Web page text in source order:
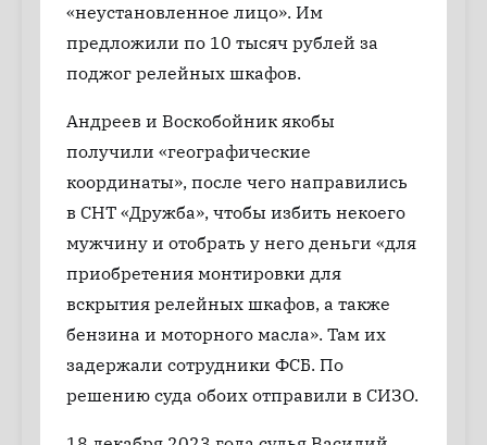
«неустановленное лицо». Им
предложили по 10 тысяч рублей за
поджог релейных шкафов.
Андреев и Воскобойник якобы
получили «географические
координаты», после чего направились
в СНТ «Дружба», чтобы избить некоего
мужчину и отобрать у него деньги «для
приобретения монтировки для
вскрытия релейных шкафов, а также
бензина и моторного масла». Там их
задержали сотрудники ФСБ. По
решению суда обоих отправили в СИЗО.